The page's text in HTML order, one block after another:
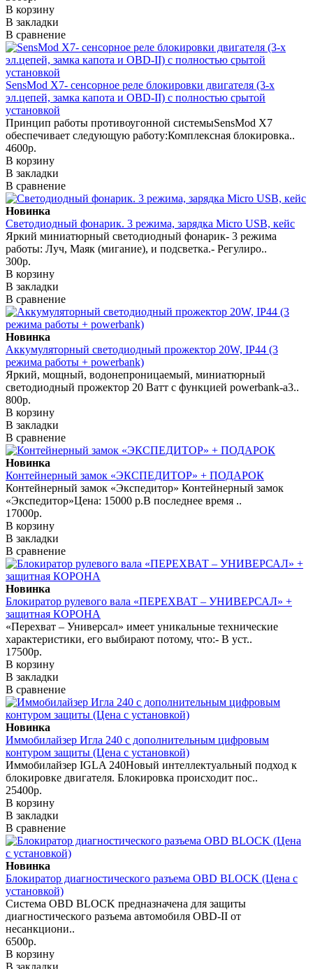
В корзину
В закладки
В сравнение
SensMod X7- сенсорное реле блокировки двигателя (3-х
эл.цепей, замка капота и OBD-II) с полностью срытой
установкой
Принцип работы противоугонной системыSensMod X7
обеспечивает следующую работу:Комплексная блокировка..
4600р.
В корзину
В закладки
В сравнение
Новинка
Светодиодный фонарик. 3 режима, зарядка Micro USB, кейс
Яркий миниатюрный светодиодный фонарик- 3 режима
работы: Луч, Маяк (мигание), и подсветка.- Регулиро..
300р.
В корзину
В закладки
В сравнение
Новинка
Аккумуляторный светодиодный прожектор 20W, IP44 (3
режима работы + powerbank)
Яркий, мощный, водонепроницаемый, миниатюрный
светодиодный прожектор 20 Ватт с функцией powerbank-а3..
800р.
В корзину
В закладки
В сравнение
Новинка
Контейнерный замок «ЭКСПЕДИТОР» + ПОДАРОК
Контейнерный замок «Экспедитор» Контейнерный замок
«Экспедитор»Цена: 15000 р.В последнее время ..
17000р.
В корзину
В закладки
В сравнение
Новинка
Блокиратор рулевого вала «ПЕРЕХВАТ – УНИВЕРСАЛ» +
защитная КОРОНА
«Перехват – Универсал» имеет уникальные технические
характеристики, его выбирают потому, что:- В уст..
17500р.
В корзину
В закладки
В сравнение
Новинка
Иммобилайзер Игла 240 с дополнительным цифровым
контуром защиты (Цена с установкой)
Иммобилайзер IGLA 240Новый интеллектуальный подход к
блокировке двигателя. Блокировка происходит пос..
25400р.
В корзину
В закладки
В сравнение
Новинка
Блокиратор диагностического разъема OBD BLOCK (Цена с
установкой)
Система OBD BLOCK предназначена для защиты
диагностического разъема автомобиля OBD-II от
несанкциони..
6500р.
В корзину
В закладки